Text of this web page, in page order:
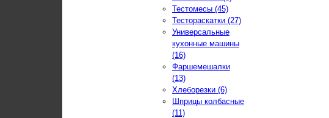
Тестомесы (45)
Тестораскатки (27)
Универсальные
кухонные машины
(16)
Фаршемешалки
(13)
Хлеборезки (6)
Шприцы колбасные
(11)